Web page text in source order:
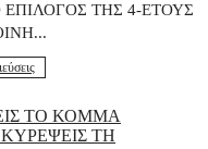
ΤΗΣ 4-ΕΤΟΥΣ